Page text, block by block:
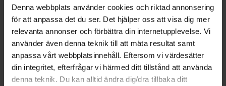
Denna webbplats använder cookies och riktad annonsering
för att anpassa det du ser. Det hjälper oss att visa dig mer
relevanta annonser och förbättra din internetupplevelse. Vi
använder även denna teknik till att mäta resultat samt
anpassa vårt webbplatsinnehåll. Eftersom vi värdesätter
din integritet, efterfrågar vi härmed ditt tillstånd att använda
denna teknik. Du kan alltid ändra dig/dra tillbaka ditt
48%
Outlet
Unikt hos oss
Unikt hos oss